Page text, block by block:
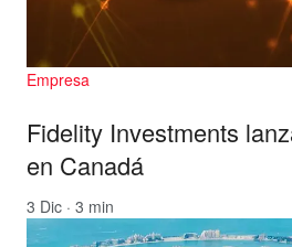
Empresa
Fidelity Investments
en Canadá
3 Dic · 3 min